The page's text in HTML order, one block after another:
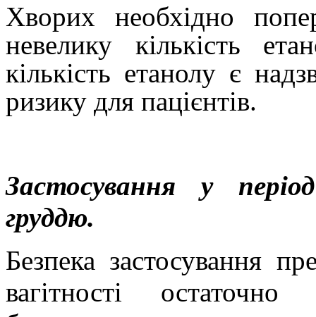
Хворих необхідно
невелику кількість
кількість етанолу є
ризику для пацієнтів.
Застосування у
груддю.
Безпека застосування
вагітності